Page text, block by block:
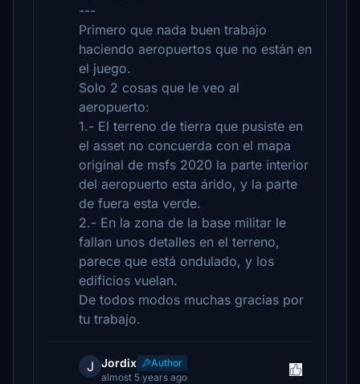
---
Primero que nada buen trabajo
haciendo aeropuertos que no están en
el juego.
Solo 2 cosas que le veo al
aeropuerto:
1.- El terreno de tierra que pusiste en
el asset no concuerda con el mapa
original de msfs 2020 la parte interior
del aeropuerto esta árido, y la parte
de fuera esta verde.
2.- En la zona de la base militar le
fallan unos detalles en el terreno,
parece que está ondulado, y los
edificios vuelan.
De todos modos muchas gracias por
tu trabajo.
J Jordix
Author
almost 5 years ago